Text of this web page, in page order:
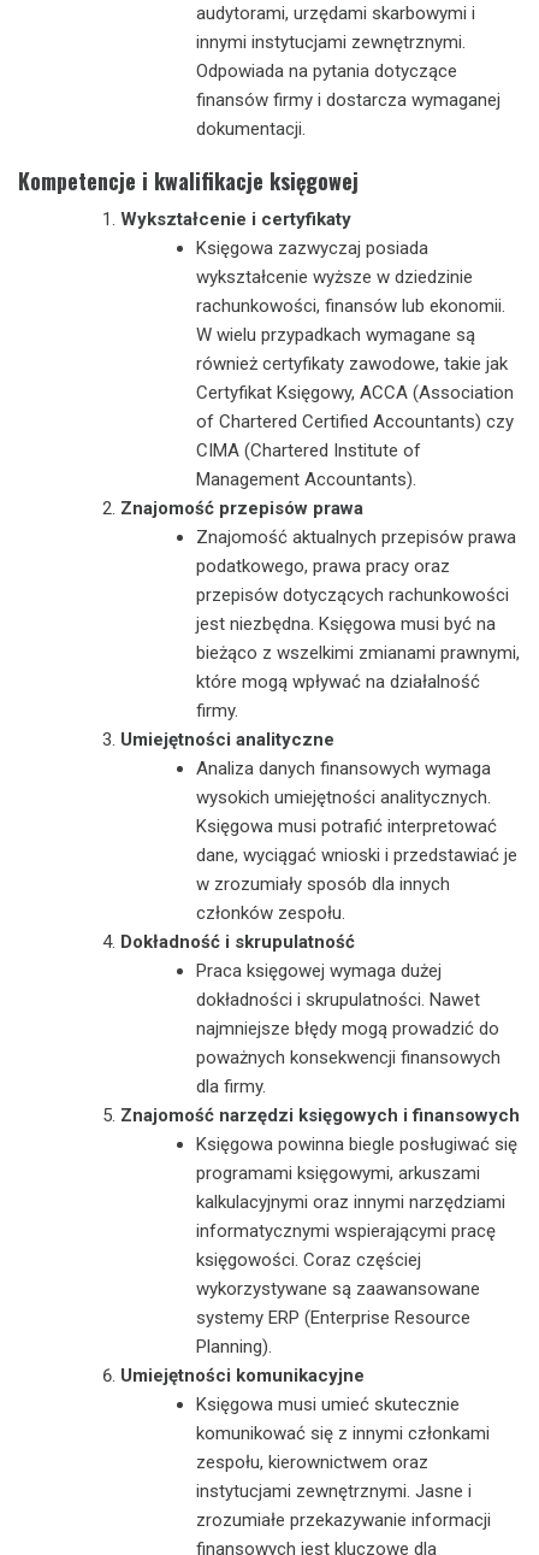
audytorami, urzędami skarbowymi i
innymi instytucjami zewnętrznymi.
Odpowiada na pytania dotyczące
finansów firmy i dostarcza wymaganej
dokumentacji.
Kompetencje i kwalifikacje księgowej
Wykształcenie i certyfikaty
Księgowa zazwyczaj posiada
wykształcenie wyższe w dziedzinie
rachunkowości, finansów lub ekonomii.
W wielu przypadkach wymagane są
również certyfikaty zawodowe, takie jak
Certyfikat Księgowy, ACCA (Association
of Chartered Certified Accountants) czy
CIMA (Chartered Institute of
Management Accountants).
Znajomość przepisów prawa
Znajomość aktualnych przepisów prawa
podatkowego, prawa pracy oraz
przepisów dotyczących rachunkowości
jest niezbędna. Księgowa musi być na
bieżąco z wszelkimi zmianami prawnymi,
które mogą wpływać na działalność
firmy.
Umiejętności analityczne
Analiza danych finansowych wymaga
wysokich umiejętności analitycznych.
Księgowa musi potrafić interpretować
dane, wyciągać wnioski i przedstawiać je
w zrozumiały sposób dla innych
członków zespołu.
Dokładność i skrupulatność
Praca księgowej wymaga dużej
dokładności i skrupulatności. Nawet
najmniejsze błędy mogą prowadzić do
poważnych konsekwencji finansowych
dla firmy.
Znajomość narzędzi księgowych i finansowych
Księgowa powinna biegle posługiwać się
programami księgowymi, arkuszami
kalkulacyjnymi oraz innymi narzędziami
informatycznymi wspierającymi pracę
księgowości. Coraz częściej
wykorzystywane są zaawansowane
systemy ERP (Enterprise Resource
Planning).
Umiejętności komunikacyjne
Księgowa musi umieć skutecznie
komunikować się z innymi członkami
zespołu, kierownictwem oraz
instytucjami zewnętrznymi. Jasne i
zrozumiałe przekazywanie informacji
finansowych jest kluczowe dla